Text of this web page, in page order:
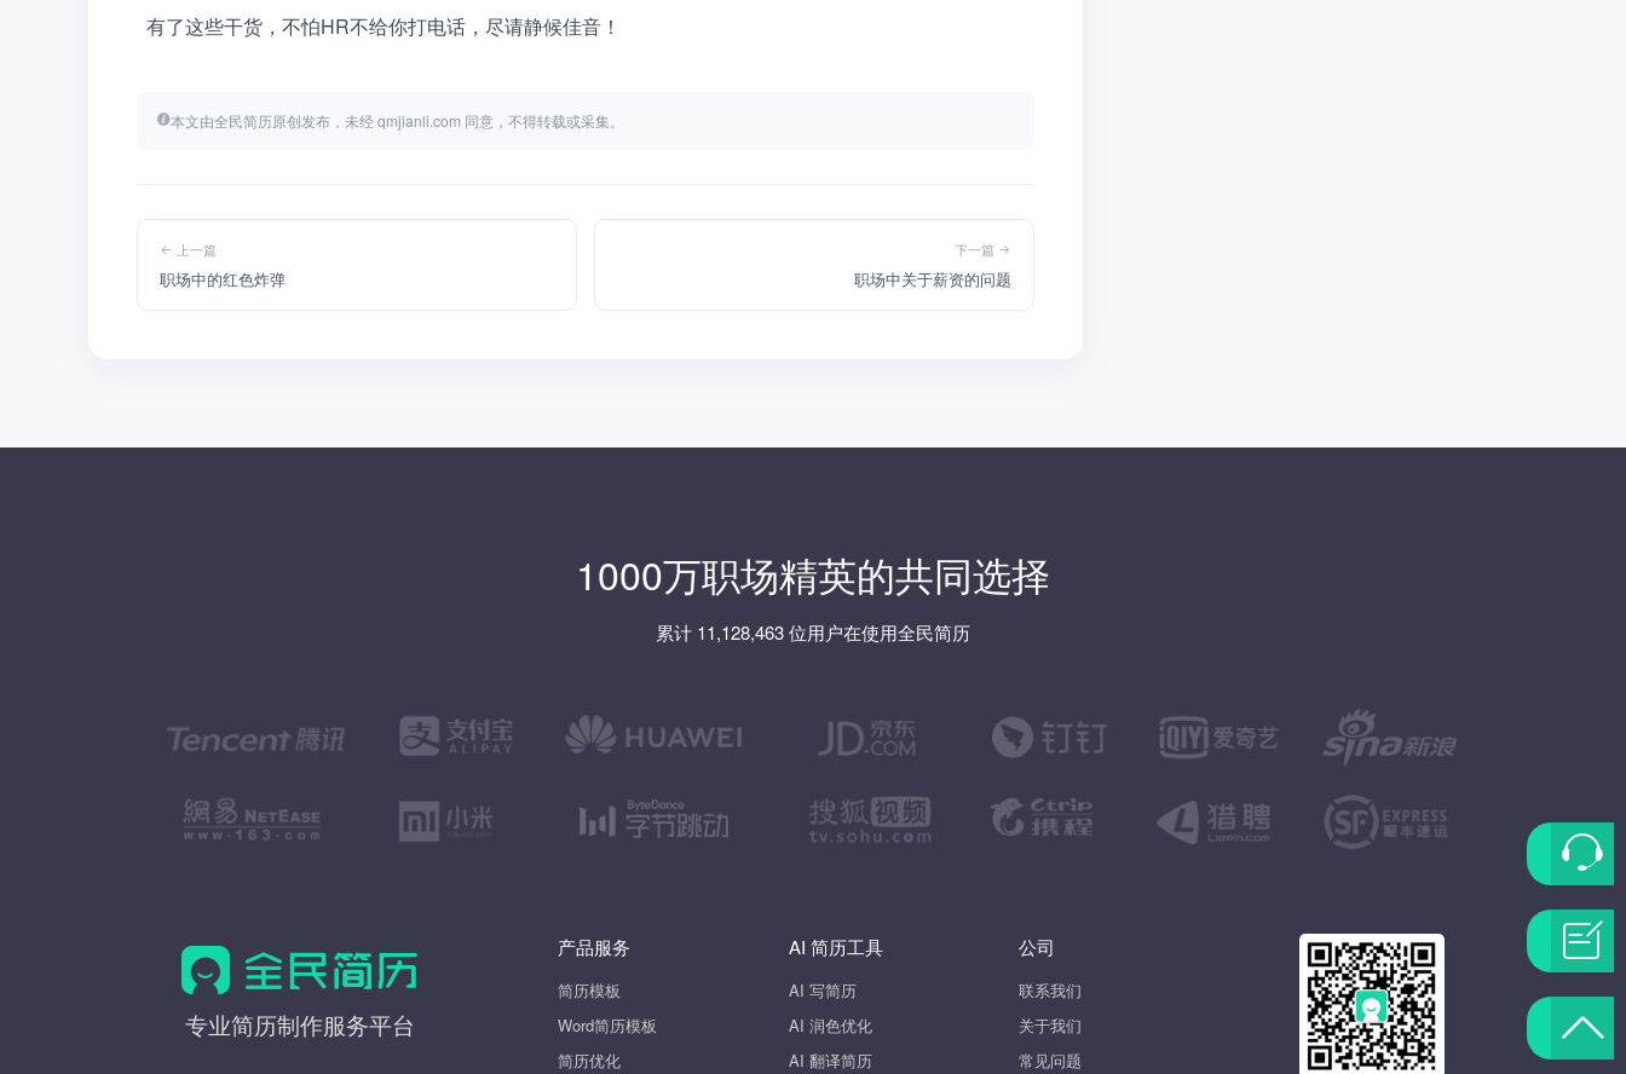
  有了这些干货，不怕HR不给你打电话，尽请静候佳音！
本文由全民简历原创发布，未经 qmjianli.com 同意，不得转载或采集。
上一篇
职场中的红色炸弹
下一篇
职场中关于薪资的问题
1000万职场精英的共同选择
累计 11,128,463 位用户在使用全民简历
全
专业简历制作服务平台
产品服务
简历模板
Word简历模板
简历优化
AI 简历工具
AI 写简历
AI 润色优化
AI 翻译简历
公司
联系我们
关于我们
常见问题
联
系
客
服
题
反
返